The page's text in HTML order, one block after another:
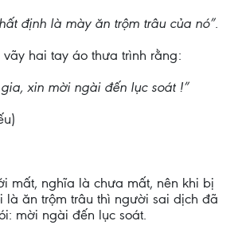
định là mày ăn trộm trâu của nó”.
vãy hai tay áo thưa trình rằng:
xin mời ngài đến lục soát !”
mất, nghĩa là chưa mất, nên khi bị
là ăn trộm trâu thì người sai dịch đã
mời ngài đến lục soát.